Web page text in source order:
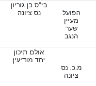
הפועל
מעיין
שער
הנגב
בי"ס בן גוריון
נס ציונה
מ.כ. נס
ציונה
אולם תיכון
יחד מודיעין